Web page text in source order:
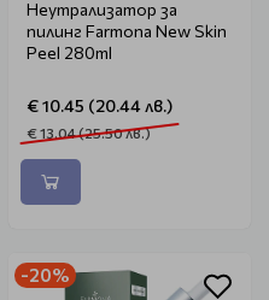
Неутрализатор за
пилинг Farmona New Skin
Peel 280ml
€ 10.45 (20.44 лв.)
€ 13.04 (25.50 лв.)
-20%